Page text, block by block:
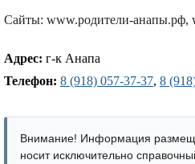
Сайты: www.родители-анапы.рф,
Адрес: г-к Анапа
Телефон: 8 (918) 057-37-37, 8
Внимание! Информация
носит исключительно